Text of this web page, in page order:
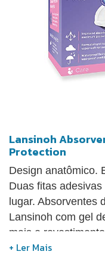
Lansinoh
Protection
Design anatômico.
Duas fitas
lugar. Absorventes
Lansinoh com gel
mais e
anatômico e duas